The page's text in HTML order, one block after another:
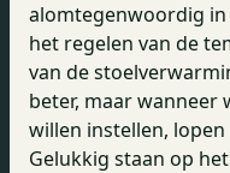
alomtegenwoordig
het regelen van de
van de
beter, maar wanneer
willen instellen,
Gelukkig staan op